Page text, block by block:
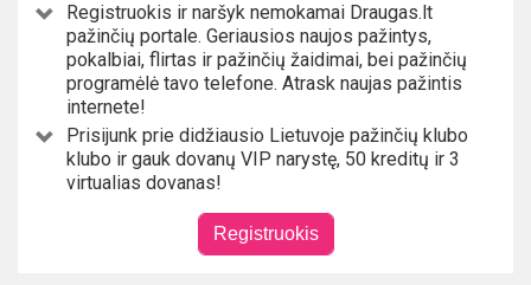
Registruokis ir naršyk nemokamai Draugas.lt
pažinčių portale. Geriausios naujos pažintys,
pokalbiai, flirtas ir pažinčių žaidimai, bei pažinčių
programėlė tavo telefone. Atrask naujas pažintis
internete!
Prisijunk prie didžiausio Lietuvoje pažinčių klubo
klubo ir gauk dovanų VIP narystę, 50 kreditų ir 3
virtualias dovanas!
Registruokis